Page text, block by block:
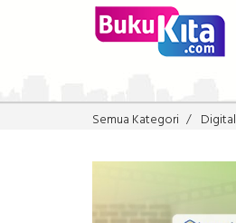
Semua Kategori
Digital